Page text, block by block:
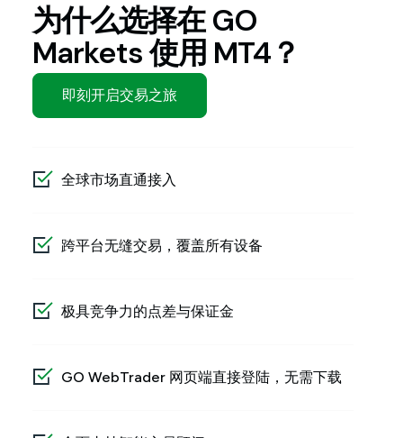
为什么选择在 GO
Markets 使用 MT4？
即刻开启交易之旅
全球市场直通接入
跨平台无缝交易，覆盖所有设备
极具竞争力的点差与保证金
GO WebTrader 网页端直接登陆，无需下载